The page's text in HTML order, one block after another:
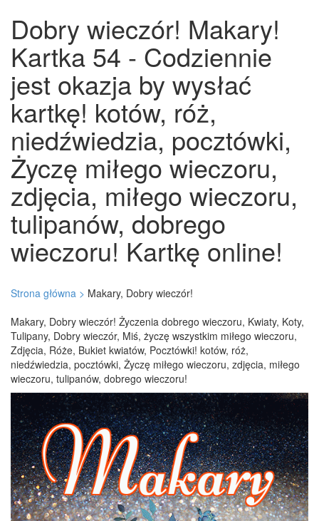
Dobry wieczór! Makary!
Kartka 54 - Codziennie
jest okazja by wysłać
kartkę! kotów, róż,
niedźwiedzia, pocztówki,
Życzę miłego wieczoru,
zdjęcia, miłego wieczoru,
tulipanów, dobrego
wieczoru! Kartkę online!
Strona główna > Makary, Dobry wieczór!
Makary, Dobry wieczór! Życzenia dobrego wieczoru, Kwiaty, Koty,
Tulipany, Dobry wieczór, Miś, życzę wszystkim miłego wieczoru,
Zdjęcia, Róże, Bukiet kwiatów, Pocztówki! kotów, róż,
niedźwiedzia, pocztówki, Życzę miłego wieczoru, zdjęcia, miłego
wieczoru, tulipanów, dobrego wieczoru!